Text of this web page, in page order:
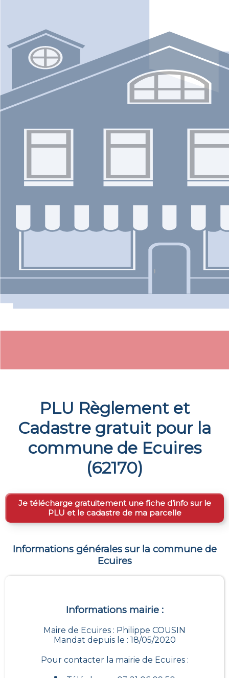
PLU Règlement et
Cadastre gratuit pour la
commune de Ecuires
(62170)
Je télécharge gratuitement une fiche d’info sur le
PLU et le cadastre de ma parcelle
Informations générales sur la commune de
Ecuires
Informations mairie :
Maire de Ecuires : Philippe COUSIN
Mandat depuis le : 18/05/2020
Pour contacter la mairie de Ecuires: